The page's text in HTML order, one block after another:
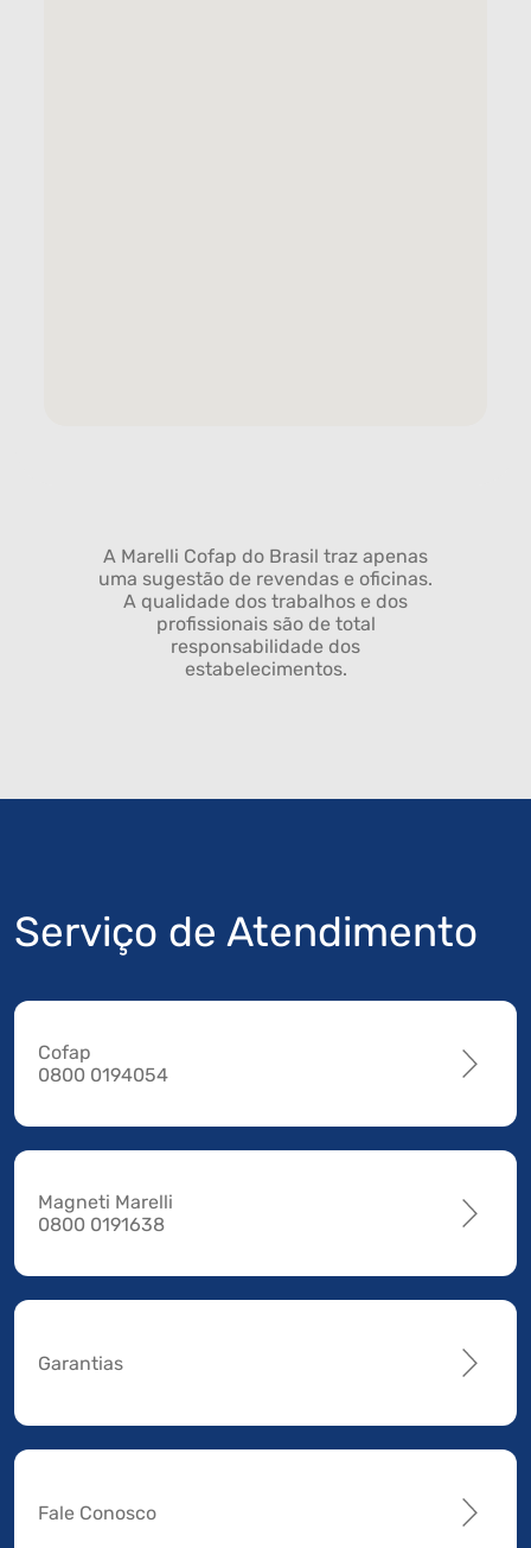
A Marelli Cofap do Brasil traz apenas
uma sugestão de revendas e oficinas.
A qualidade dos trabalhos e dos
profissionais são de total
responsabilidade dos
estabelecimentos.
Serviço de Atendimento
Cofap
0800 0194054
Magneti Marelli
0800 0191638
Garantias
Fale Conosco